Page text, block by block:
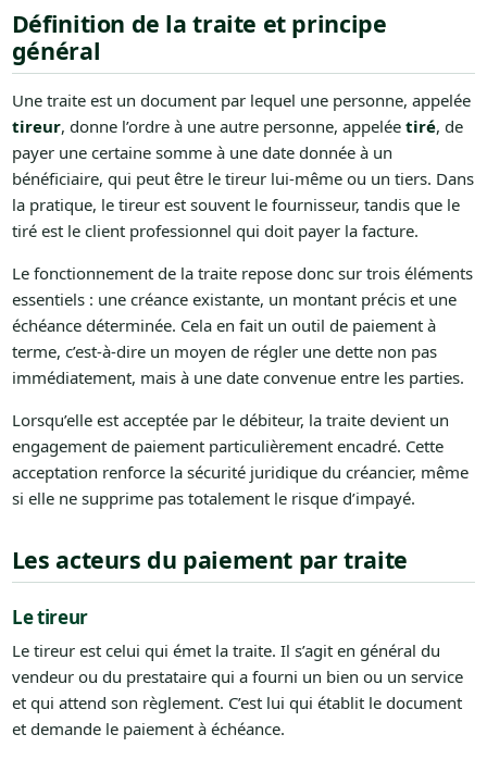
Définition de la traite et principe
général
Une traite est un document par lequel une personne, appelée
tireur, donne l’ordre à une autre personne, appelée tiré, de
payer une certaine somme à une date donnée à un
bénéficiaire, qui peut être le tireur lui-même ou un tiers. Dans
la pratique, le tireur est souvent le fournisseur, tandis que le
tiré est le client professionnel qui doit payer la facture.
Le fonctionnement de la traite repose donc sur trois éléments
essentiels : une créance existante, un montant précis et une
échéance déterminée. Cela en fait un outil de paiement à
terme, c’est-à-dire un moyen de régler une dette non pas
immédiatement, mais à une date convenue entre les parties.
Lorsqu’elle est acceptée par le débiteur, la traite devient un
engagement de paiement particulièrement encadré. Cette
acceptation renforce la sécurité juridique du créancier, même
si elle ne supprime pas totalement le risque d’impayé.
Les acteurs du paiement par traite
Le tireur
Le tireur est celui qui émet la traite. Il s’agit en général du
vendeur ou du prestataire qui a fourni un bien ou un service
et qui attend son règlement. C’est lui qui établit le document
et demande le paiement à échéance.